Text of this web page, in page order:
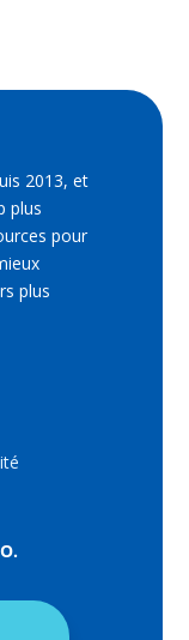
2013, et
plus
pour
plus